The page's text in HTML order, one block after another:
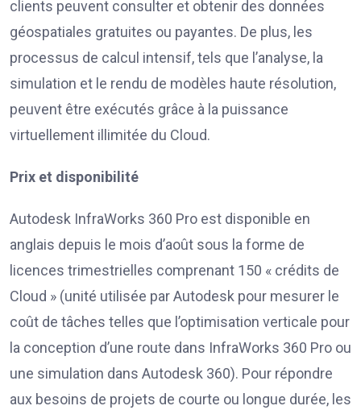
clients peuvent consulter et obtenir des données
géospatiales gratuites ou payantes. De plus, les
processus de calcul intensif, tels que l’analyse, la
simulation et le rendu de modèles haute résolution,
peuvent être exécutés grâce à la puissance
virtuellement illimitée du Cloud.
Prix et disponibilité
Autodesk InfraWorks 360 Pro est disponible en
anglais depuis le mois d’août sous la forme de
licences trimestrielles comprenant 150 « crédits de
Cloud » (unité utilisée par Autodesk pour mesurer le
coût de tâches telles que l’optimisation verticale pour
la conception d’une route dans InfraWorks 360 Pro ou
une simulation dans Autodesk 360). Pour répondre
aux besoins de projets de courte ou longue durée, les